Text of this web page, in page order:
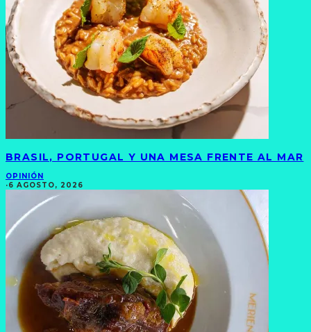
BRASIL, PORTUGAL Y UNA MESA FRENTE AL MAR
OPINIÓN
·6 AGOSTO, 2026